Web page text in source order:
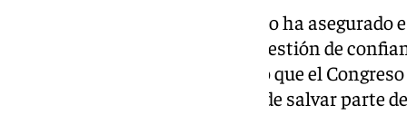
Eso sí, el presidente del Gobierno ha asegurado
necesidad» de someterse a la cuestión de
que ha pactado con este partido que el
ley sobre este asunto a cambio de salvar parte